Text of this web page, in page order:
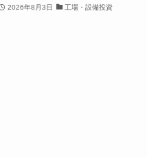
2026年8月3日 工場・設備投資